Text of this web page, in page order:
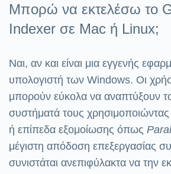
Μπορώ να εκτελέσω το
Indexer σε Mac ή Linux;
Ναι, αν και είναι μια εγγενής
υπολογιστή των Windows. Οι
μπορούν εύκολα να αναπτύξουν
συστήματά τους χρησιμοποιώντας
ή επίπεδα εξομοίωσης όπως
μέγιστη απόδοση επεξεργασίας
συνιστάται ανεπιφύλακτα να την